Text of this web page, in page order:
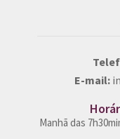
E-mail:
Manhã das